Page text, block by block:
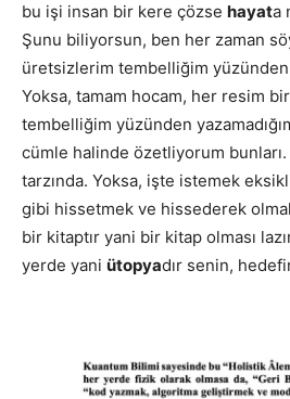
bu işi insan bir kere çözse hayata
Şunu biliyorsun, ben her zaman
üretsizlerim tembelliğim
Yoksa, tamam hocam, her resim
tembelliğim yüzünden
cümle halinde özetliyorum
tarzında. Yoksa, işte istemek
gibi hissetmek ve hissederek
bir kitaptır yani bir kitap olması
yerde yani ütopyadır senin,